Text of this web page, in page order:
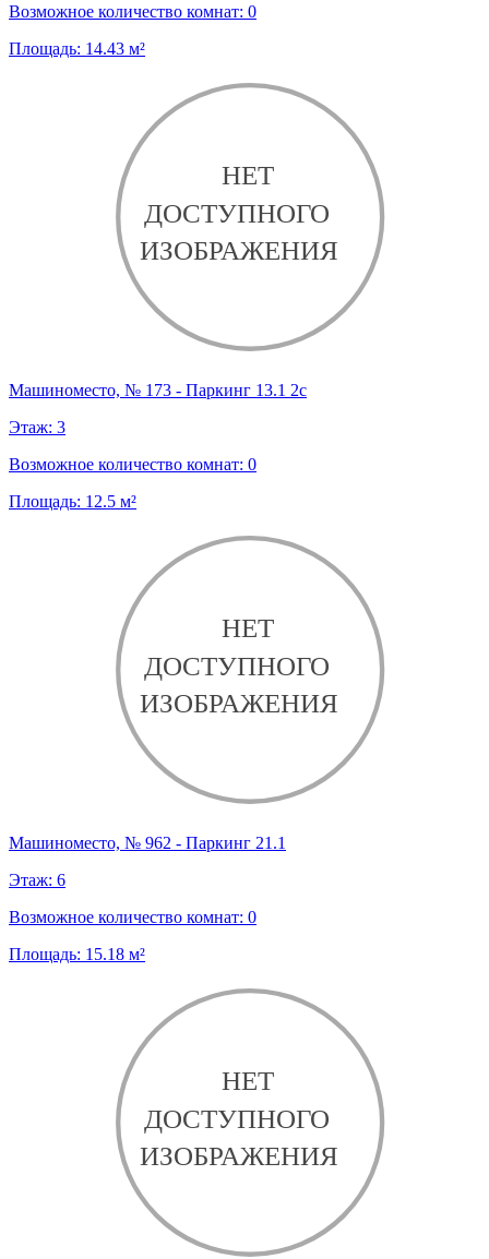
Возможное количество комнат: 0
Площадь: 14.43 м²
Машиноместо, № 173 - Паркинг 13.1 2с
Этаж: 3
Возможное количество комнат: 0
Площадь: 12.5 м²
Машиноместо, № 962 - Паркинг 21.1
Этаж: 6
Возможное количество комнат: 0
Площадь: 15.18 м²